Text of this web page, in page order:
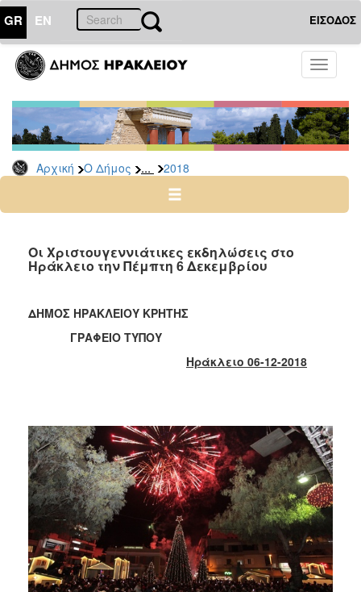
GR EN ΕΙΣΟΔΟΣ
Toggle
Αρχική Ο Δήμος ... 2018
ΔΗΜΟΣ
Δελτία
Τύπου
Αρχείο
2026
2024
2022
2020
2019
2015
2013
2012
2011
2010
2006
Οι Χριστουγεννιάτικες εκδηλώσεις στο
Ηράκλειο την Πέμπτη 6 Δεκεμβρίου
ΔΗΜΟΣ ΗΡΑΚΛΕΙΟΥ ΚΡΗΤΗΣ
ΓΡΑΦΕΙΟ ΤΥΠΟΥ
Ηράκλειο 06-12-2018